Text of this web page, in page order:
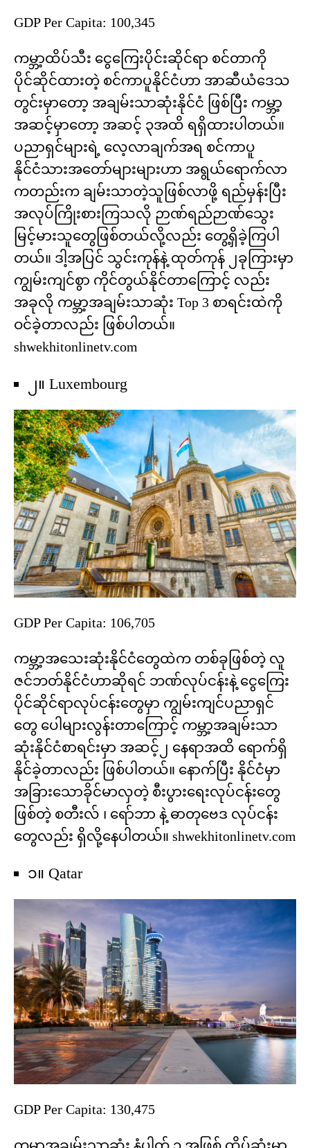
GDP Per Capita: 100,345
ကမ္ဘာ့ထိပ်သီး ငွေကြေးပိုင်းဆိုင်ရာ စင်တာကို
ပိုင်ဆိုင်ထားတဲ့ စင်ကာပူနိုင်ငံဟာ အာဆီယံဒေသ
တွင်းမှာတော့ အချမ်းသာဆုံးနိုင်ငံ ဖြစ်ပြီး ကမ္ဘာ့
အဆင့်မှာတော့ အဆင့် ၃အထိ ရရှိထားပါတယ်။
ပညာရှင်များရဲ့ လေ့လာချက်အရ စင်ကာပူ
နိုင်ငံသားအတော်များများဟာ အရွယ်ရောက်လာ
ကတည်းက ချမ်းသာတဲ့သူဖြစ်လာဖို့ ရည်မှန်းပြီး
အလုပ်ကြိုးစားကြသလို ဉာဏ်ရည်ဉာဏ်သွေး
မြင့်မားသူတွေဖြစ်တယ်လို့လည်း တွေ့ရှိခဲ့ကြပါ
တယ်။ ဒါ့အပြင် သွင်းကုန်နဲ့ ထုတ်ကုန် ၂ခုကြားမှာ
ကျွမ်းကျင်စွာ ကိုင်တွယ်နိုင်တာကြောင့် လည်း
အခုလို ကမ္ဘာ့အချမ်းသာဆုံး Top 3 စာရင်းထဲကို
ဝင်ခဲ့တာလည်း ဖြစ်ပါတယ်။
shwekhitonlinetv.com
၂။ Luxembourg
GDP Per Capita: 106,705
ကမ္ဘာ့အသေးဆုံးနိုင်ငံတွေထဲက တစ်ခုဖြစ်တဲ့ လူ
ဇင်ဘတ်နိုင်ငံဟာဆိုရင် ဘဏ်လုပ်ငန်းနဲ့ ငွေကြေး
ပိုင်ဆိုင်ရာလုပ်ငန်းတွေမှာ ကျွမ်းကျင်ပညာရှင်
တွေ ပေါများလွန်းတာကြောင့် ကမ္ဘာ့အချမ်းသာ
ဆုံးနိုင်ငံစာရင်းမှာ အဆင့်၂ နေရာအထိ ရောက်ရှိ
နိုင်ခဲ့တာလည်း ဖြစ်ပါတယ်။ နောက်ပြီး နိုင်ငံမှာ
အခြားသောခိုင်မာလှတဲ့ စီးပွားရေးလုပ်ငန်းတွေ
ဖြစ်တဲ့ စတီးလ် ၊ ရော်ဘာ နဲ့ ဓာတုဗေဒ လုပ်ငန်း
တွေလည်း ရှိလို့နေပါတယ်။ shwekhitonlinetv.com
၁။ Qatar
GDP Per Capita: 130,475